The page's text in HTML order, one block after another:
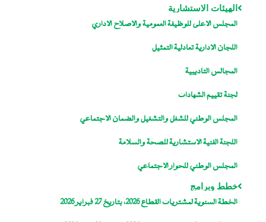
الهيئات الاستشارية
المجلس الاعلى للوظيفة العمومية والاصلاح الاداري
اللجان الإدارية تعادلية التمثيل
المجالس التأديبية
لجنة تقييم الشهادات
المجلس الوطني للشغل والتشغيل والضمان الاجتماعي
اللجنة الفنية الاستشارية للصحة والسلامة
المجلس الوطني للحوار الاجتماعي
خطط وبرامج
الخطة السنوية لمشتريات القطاع 2026، بتاريخ 27 فبراير 2026